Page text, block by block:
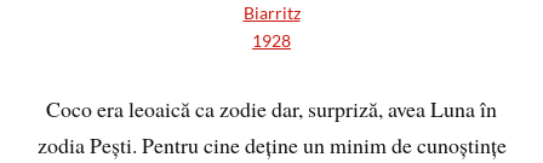
Biarritz
1928
Coco era leoaică ca zodie dar, surpriză, avea Luna în
zodia Pești. Pentru cine deține un minim de cunoștințe